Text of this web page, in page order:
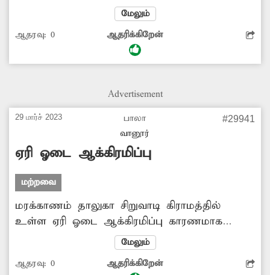
பொதுமக்கள் தூங்க முடியாமல்
அவதிப்படுகின்றனர். மேலும், கொசு கடிப்பதால்
டெங்கு, மலோியா போன்ற நோய் தொற்று
பரவும் அபாயமும் உள்ளது. எனவே
கொசுமருந்து அடிக்க அதிகாரிகள் நடவடிக்கை
மேலும்
ஆதரவு: 0 ஆதரிக்கிறேன்
Advertisement
29 மார்ச் 2023
பாலா
வானூர்
#29941
ஏரி ஓடை ஆக்கிரமிப்பு
மற்றவை
மரக்காணம் தாலுகா சிறுவாடி கிராமத்தில்
உள்ள ஏரி ஓடை ஆக்கிரமிப்பு காரணமாக
சுருங்கிப்போய் விட்டது. இதனால்
மழைக்காலங்களில் தண்ணீர் செல்ல வழியின்றி
விளைநிலங்களில் தேங்கி நிற்கிறது. எனவே
மேலும்
ஆதரவு: 0 ஆதரிக்கிறேன்